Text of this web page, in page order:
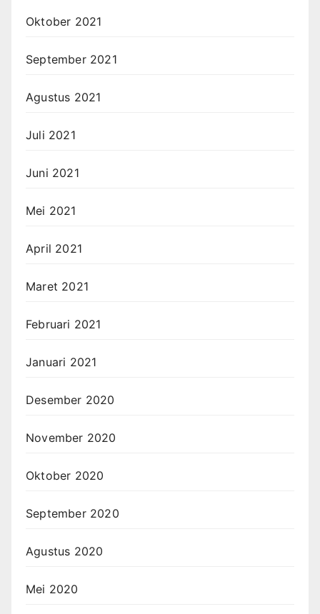
Oktober 2021
September 2021
Agustus 2021
Juli 2021
Juni 2021
Mei 2021
April 2021
Maret 2021
Februari 2021
Januari 2021
Desember 2020
November 2020
Oktober 2020
September 2020
Agustus 2020
Mei 2020